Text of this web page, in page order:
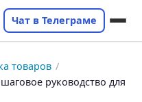
Чат в Телеграме
товаров /
руководство для